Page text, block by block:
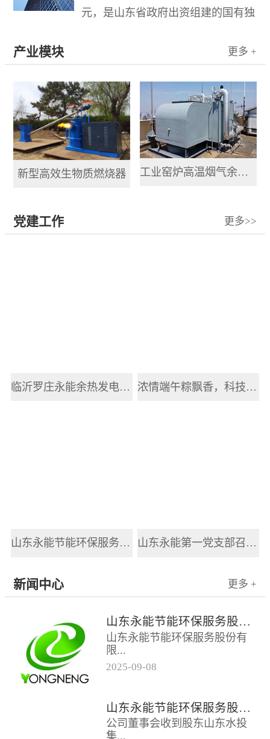
元，是山东省政府出资组建的国有独
所有制企业，于2015年10月21日在新
保”，股票代码833778。公司...
产业模块 更多 +
新型高效生物质燃烧器 工业窑炉高温烟气余热提取利用系统
党建工作 更多>>
临沂罗庄永能余热发电有限公司开展2025年职工端午节主题活动 浓情端午粽飘香，科技赋能传递健康情
山东永能节能环保服务股份有限公司新员工入职培训 山东永能第一党支部召开2025年党风廉政建设和反腐败工作会议
新闻中心 更多 +
山东永能节能环保服务股份有限公司关于召开2025年第四次临时股东大会的通知
山东永能节能环保服务股份有
限...
时股东大会的通知根据公司第
四届董事会第十五次会议决
议，公司定于...
2025-09-08
山东永能节能环保服务股份有限公司关于召开2025年第三次临时股东大会的通知
公司董事会收到股东山东水投
集...